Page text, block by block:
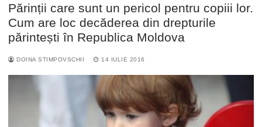
Caută
după:
Părinții care sunt un pericol pentru copiii lor.
Cum are loc decăderea din drepturile
părintești în Republica Moldova
DOINA STIMPOVSCHII 14 IULIE 2016